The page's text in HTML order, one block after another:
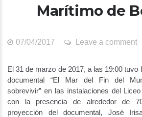
Marítimo de
07/04/2017 Leave a comment
El 31 de marzo de 2017, a las 19:00 tuvo
documental “El Mar del Fin del
sobrevivir” en las instalaciones del
con la presencia de alrededor de
proyección del documental, José